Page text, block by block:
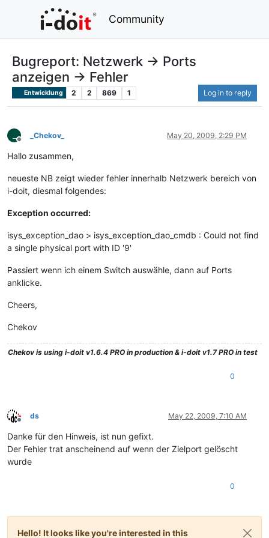
Community
Bugreport: Netzwerk -> Ports
anzeigen -> Fehler
Entwicklung 2 2 869 1 Log in to reply
Offline
_Chekov_ May 20, 2009, 2:29 PM
Hallo zusammen,
neueste NB zeigt wieder fehler innerhalb Netzwerk bereich von
i-doit, diesmal folgendes:
Exception occurred:
isys_exception_dao > isys_exception_dao_cmdb : Could not find
a single physical port with ID '9'
Passiert wenn ich einem Switch auswähle, dann auf Ports
anklicke.
Cheers,
Chekov
Chekovis using i-doit v1.6.4 PRO in production & i-doit v1.7 PRO in test
0
Offline
ds May 22, 2009, 7:10 AM
Danke für den Hinweis, ist nun gefixt.
Der Fehler trat anscheinend auf wenn der Zielport gelöscht
wurde
0
Hello! It looks like you're interested in this